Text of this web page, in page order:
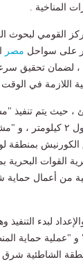
المناخية .
القومي لبحوث
على سواحل مصر
، لضمان تحقيق
اللازمة في
، حيث يتم تنفيذ
ساحل الإسكندرية (مرحلة أولي) من بئر مسعود حتي
متر لحماية سور وطريق الكورنيش
القوات البحرية
من أعمال
الشواطىء والإعداد لبدء
"عملية حماية
الشاطئية شرق